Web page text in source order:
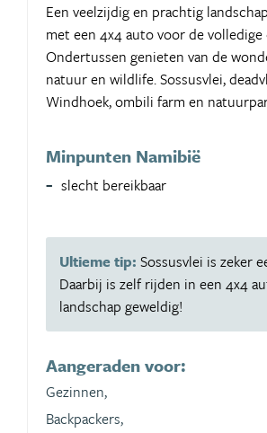
Een veelzijdig en prachtig
met een 4x4 auto voor de volledige
Ondertussen genieten van de
natuur en wildlife. Sossusvlei,
Windhoek, ombili farm en
Minpunten Namibië
slecht bereikbaar
Ultieme tip: Sossusvlei is zeker
Daarbij is zelf rijden in een 4x4
landschap geweldig!
Aangeraden voor:
Gezinnen,
Backpackers,